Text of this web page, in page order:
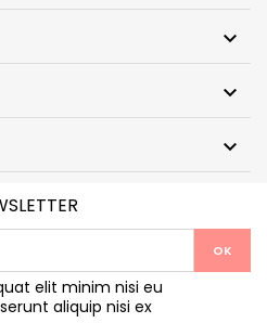



elit minim nisi eu
aliquip nisi ex